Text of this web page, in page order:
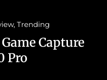
, Trending
Capture
Pro